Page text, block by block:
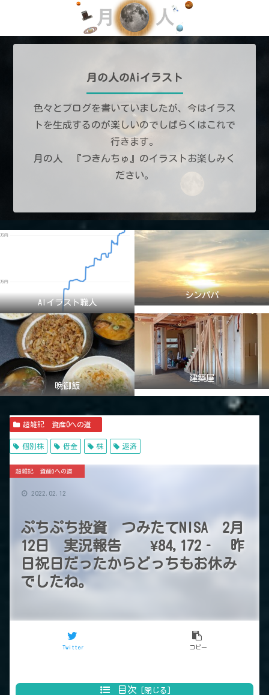
月の人のAiイラスト
色々とブログを書いていましたが、今はイラス
トを生成するのが楽しいのでしばらくはこれで
行きます。
月の人 『つきんちゅ』のイラストお楽しみく
ださい。
AIイラスト職人
シンパパ
晩御飯
建築屋
超雑記 資産0への道
個別株 借金 株 返済
ぷちぷち投資 つみたてNISA 2月
12日 実況報告 ¥84,172‐ 昨
日祝日だったからどっちもお休み
でしたね。
超雑記 資産0への道
Twitter コピー
2022.02.12
目次